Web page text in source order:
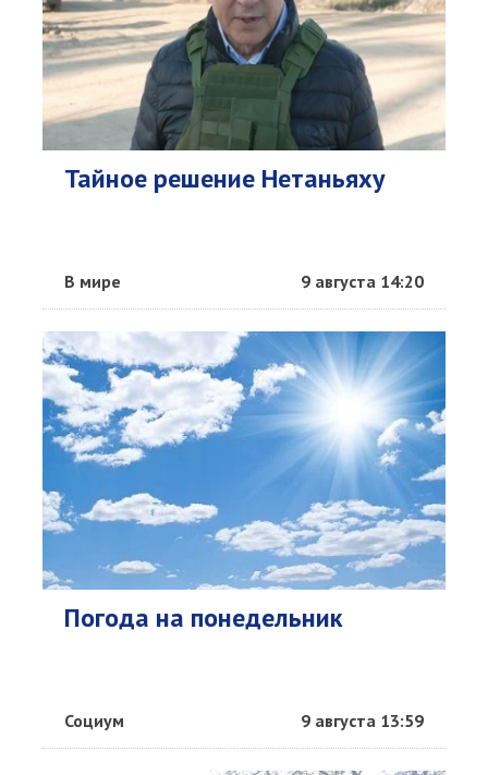
Тайное решение Нетаньяху
В мире 9 августа 14:20
Погода на понедельник
Социум 9 августа 13:59